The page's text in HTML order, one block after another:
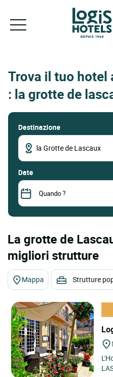
Trova il tuo hotel
: la grotte de
Destinazione
date
La grotte de
migliori strutture
Mappa Strutture